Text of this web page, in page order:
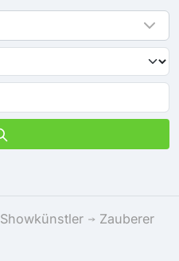
Showkünstler
Zauberer